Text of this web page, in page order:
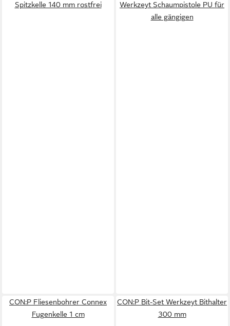
Spitzkelle 140 mm rostfrei
Werkzeyt Schaumpistole PU für
alle gängigen
CON:P Fliesenbohrer Connex
Fugenkelle 1 cm
CON:P Bit-Set Werkzeyt Bithalter
300 mm